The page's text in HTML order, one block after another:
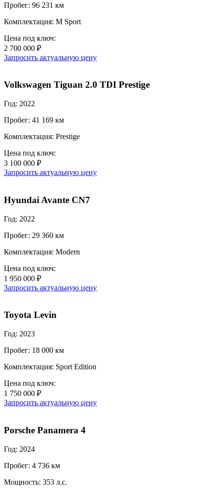
Пробег: 96 231 км
Комплектация: M Sport
Цена под ключ:
2 700 000 ₽
Запросить актуальную цену
Volkswagen Tiguan 2.0 TDI Prestige
Год: 2022
Пробег: 41 169 км
Комплектация: Prestige
Цена под ключ:
3 100 000 ₽
Запросить актуальную цену
Hyundai Avante CN7
Год: 2022
Пробег: 29 360 км
Комплектация: Modern
Цена под ключ:
1 950 000 ₽
Запросить актуальную цену
Toyota Levin
Год: 2023
Пробег: 18 000 км
Комплектация: Sport Edition
Цена под ключ:
1 750 000 ₽
Запросить актуальную цену
Porsche Panamera 4
Год: 2024
Пробег: 4 736 км
Мощность: 353 л.с.